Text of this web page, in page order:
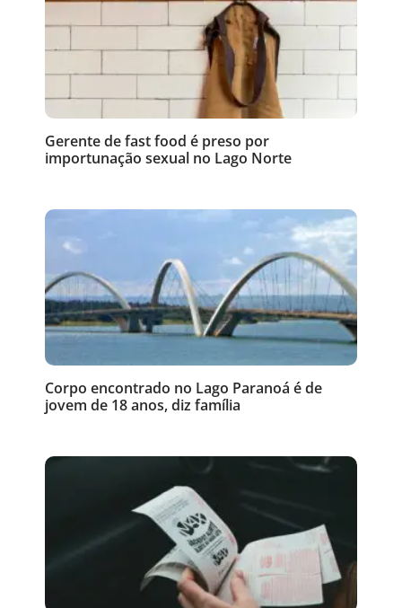
Gerente de fast food é preso por
importunação sexual no Lago Norte
Corpo encontrado no Lago Paranoá é de
jovem de 18 anos, diz família